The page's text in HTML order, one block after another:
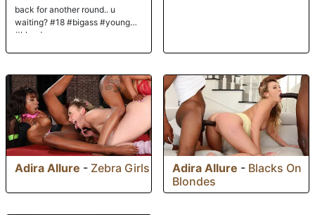
back for another round.. u
waiting? #18 #bigass #young
#blonde
Adira Allure - Zebra Girls Adira Allure - Blacks On
Blondes